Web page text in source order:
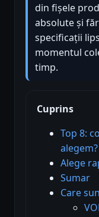
din fișele
absolute și
specificații
momentul
timp.
Cuprins
Top 8:
alegem?
Alege
Sumar
Care